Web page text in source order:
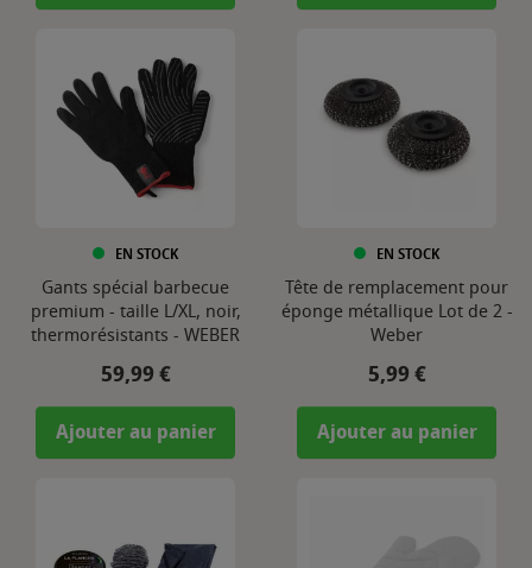
EN STOCK
Gants spécial barbecue
premium - taille L/XL, noir,
thermorésistants - WEBER
Prix
59,99 €
Ajouter au panier
EN STOCK
Tête de remplacement pour
éponge métallique Lot de 2 -
Weber
Prix
5,99 €
Ajouter au panier